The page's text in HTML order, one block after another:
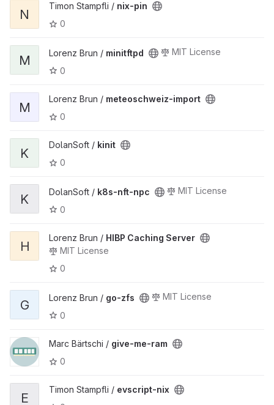
N
Timon Stampfli / nix-pin
0
M Lorenz Brun / minitftpd
MIT License
0
M
Lorenz Brun / meteoschweiz-import
0
K
DolanSoft / kinit
0
K DolanSoft / k8s-nft-npc
MIT License
0
H
Lorenz Brun / HIBP Caching Server
MIT License
0
G Lorenz Brun / go-zfs
MIT License
0
Marc Bärtschi / give-me-ram
0
E
Timon Stampfli / evscript-nix